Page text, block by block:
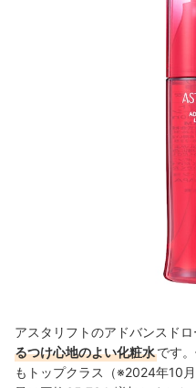
アスタリフトのアドバンスドロ
るつけ心地のよい化粧水です
もトップクラス（※2024年10